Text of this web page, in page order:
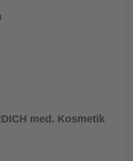
med. Kosmetik